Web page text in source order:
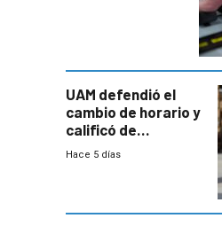
UAM defendió el
cambio de horario y
calificó de
“desproporcionado”
Hace 5 días